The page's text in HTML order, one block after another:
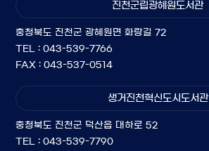
진천군립광혜원도서관
충청북도 진천군 광혜원면 화랑길 72
TEL : 043-539-7766
FAX : 043-537-0514
생거진천혁신도시도서관
충청북도 진천군 덕산읍 대하로 52
TEL : 043-539-7790